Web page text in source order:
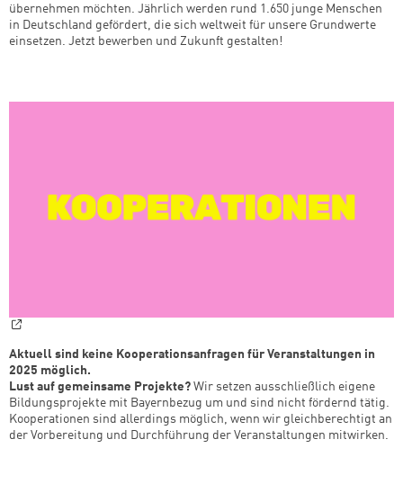
übernehmen möchten. Jährlich werden rund 1.650 junge Menschen
in Deutschland gefördert, die sich weltweit für unsere Grundwerte
einsetzen. Jetzt bewerben und Zukunft gestalten!
Aktuell sind keine Kooperationsanfragen für Veranstaltungen in
2025 möglich.
Lust auf gemeinsame Projekte? Wir setzen ausschließlich eigene
Bildungsprojekte mit Bayernbezug um und sind nicht fördernd tätig.
Kooperationen sind allerdings möglich, wenn wir gleichberechtigt an
der Vorbereitung und Durchführung der Veranstaltungen mitwirken.